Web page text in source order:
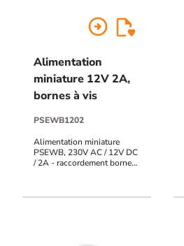
arrow_circle_right
Alimentation
miniature 12V 2A,
bornes à vis
PSEWB1202
Alimentation miniature
PSEWB, 230V AC / 12V DC
/ 2A - raccordement bornes